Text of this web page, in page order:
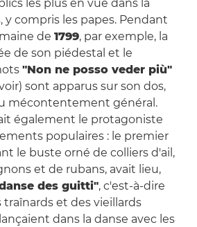
les plus en vue dans la
y compris les papes. Pendant
de 1799, par exemple, la
de son piédestal et le
"Non ne posso veder più"
sont apparus sur son dos,
mécontentement général.
également le protagoniste
populaires : le premier
le buste orné de colliers d'ail,
et de rubans, avait lieu,
des guitti", c'est-à-dire
et des vieillards
dans la danse avec les